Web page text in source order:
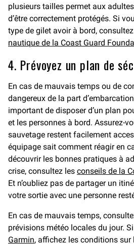
plusieurs tailles permet aux
d’être correctement protégés. Si
type de gilet avoir à bord,
nautique de la Coast Guard
4. Prévoyez un plan de
En cas de mauvais temps ou de
dangereux de la part
important de disposer d’un plan
et les personnes à bord. Assurez-
sauvetage restent facilement
équipage sait comment réagir en
découvrir les bonnes pratiques à
crise, consultez les conseils de la
Et n’oubliez pas de partager un
votre sortie avec une personne
En cas de mauvais temps,
prévisions météo locales du jour.
Garmin, affichez les conditions sur